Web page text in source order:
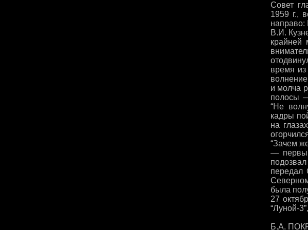
Совет
1959 г.,
В.И.
крайней
время
и молча
полосы
“Не
кадры
на
“Зачем
—
передал
была
27
“Луной-
Б.А.